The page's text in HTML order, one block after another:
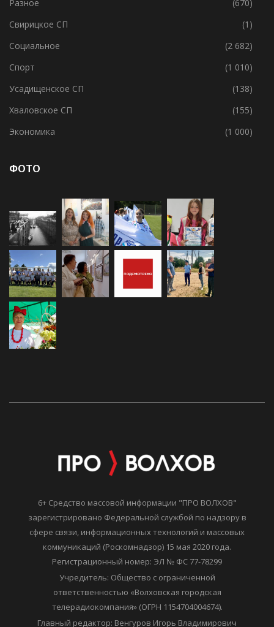
Православная Ладога
(79)
Разное
(670)
Свирицкое СП
(1)
Социальное
(2 682)
Спорт
(1 010)
Усадищенское СП
(138)
Хваловское СП
(155)
6+ Средство массовой информации "ПРО ВОЛХОВ"
зарегистрировано Федеральной службой по надзору в
сфере связи, информационных технологий и массовых
коммуникаций (Роскомнадзор) 15 мая 2020 года.
Регистрационный номер: ЭЛ № ФС 77-78299
Учредитель: Общество с ограниченной
ответственностью «Волховская городская